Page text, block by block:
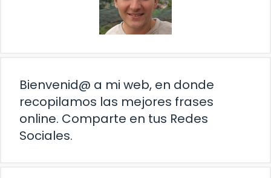
Bienvenid@ a mi web, en donde
recopilamos las mejores frases
online. Comparte en tus Redes
Sociales.